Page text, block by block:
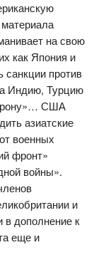
на свою
как Япония и
санкции против
Индию, Турцию
США
азиатские
военных
фронт»
войны».
и
в дополнение к
еще и